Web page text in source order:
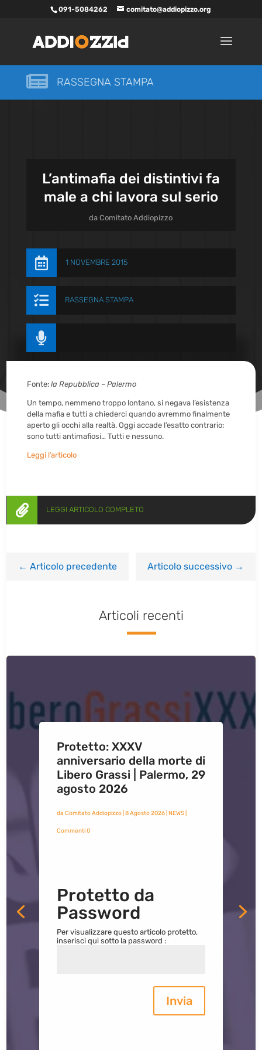
091-5084262 comitato@addiopizzo.org
 RASSEGNA STAMPA
L’antimafia dei distintivi fa
male a chi lavora sul serio
daComitato Addiopizzo
 1 NOVEMBRE 2015
 RASSEGNA STAMPA

Fonte:la Repubblica – Palermo
Un tempo, nemmeno troppo lontano, si negava l’esistenza
della mafia e tutti a chiederci quando avremmo finalmente
aperto gli occhi alla realtà. Oggi accade l’esatto contrario:
sono tutti antimafiosi… Tutti e nessuno.
Leggi l’articolo
 LEGGI ARTICOLO COMPLETO
←Articolo precedente Articolo successivo→
Articoli recenti
Protetto: XXXV
anniversario della morte di
Libero Grassi | Palermo, 29
agosto 2026
da Comitato Addiopizzo| 8 Agosto 2026| NEWS|
Commenti 0
Protetto da
Password
Per visualizzare questo articolo protetto,
inserisci qui sotto la password :
Invia